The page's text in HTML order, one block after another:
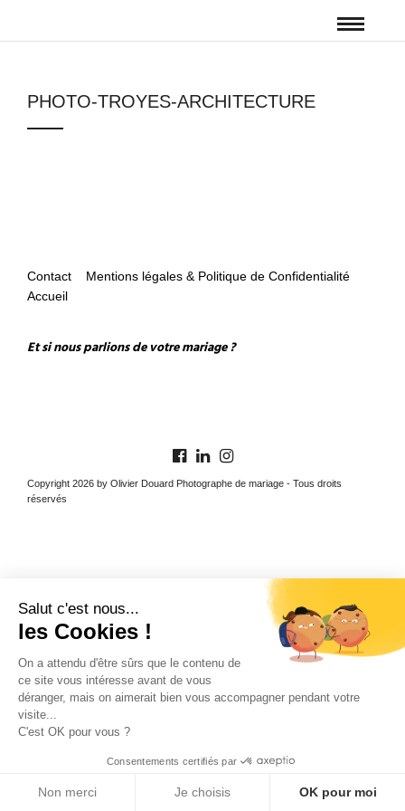
Salut c'est nous...
les Cookies !
On a attendu d'être sûrs que le contenu de
ce site vous intéresse avant de vous
déranger, mais on aimerait bien vous accompagner pendant votre
visite...
C'est OK pour vous ?
Consentements certifiés par
Non merci Je choisis OK pour moi
PHOTO-TROYES-ARCHITECTURE
Contact
Mentions légales & Politique de Confidentialité
Accueil
Et si nous parlions de votre mariage ?
Copyright 2026 by Olivier Douard Photographe de mariage - Tous droits
réservés